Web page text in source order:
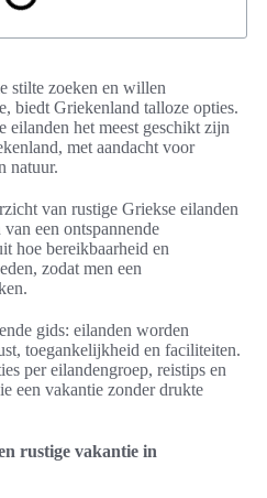
stilte zoeken en willen
biedt Griekenland talloze opties.
eilanden het meest geschikt zijn
met aandacht voor
natuur.
van rustige Griekse eilanden
een ontspannende
hoe bereikbaarheid en
zodat men een
gids: eilanden worden
toegankelijkheid en faciliteiten.
per eilandengroep, reistips en
een vakantie zonder drukte
rustige vakantie in